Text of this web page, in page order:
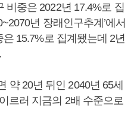
비중은 2022년 17.4%로 집
년 장래인구추계’에서
15.7%로 집계됐는데 2년
약 20년 뒤인 2040년 65세
르러 지금의 2배 수준으로